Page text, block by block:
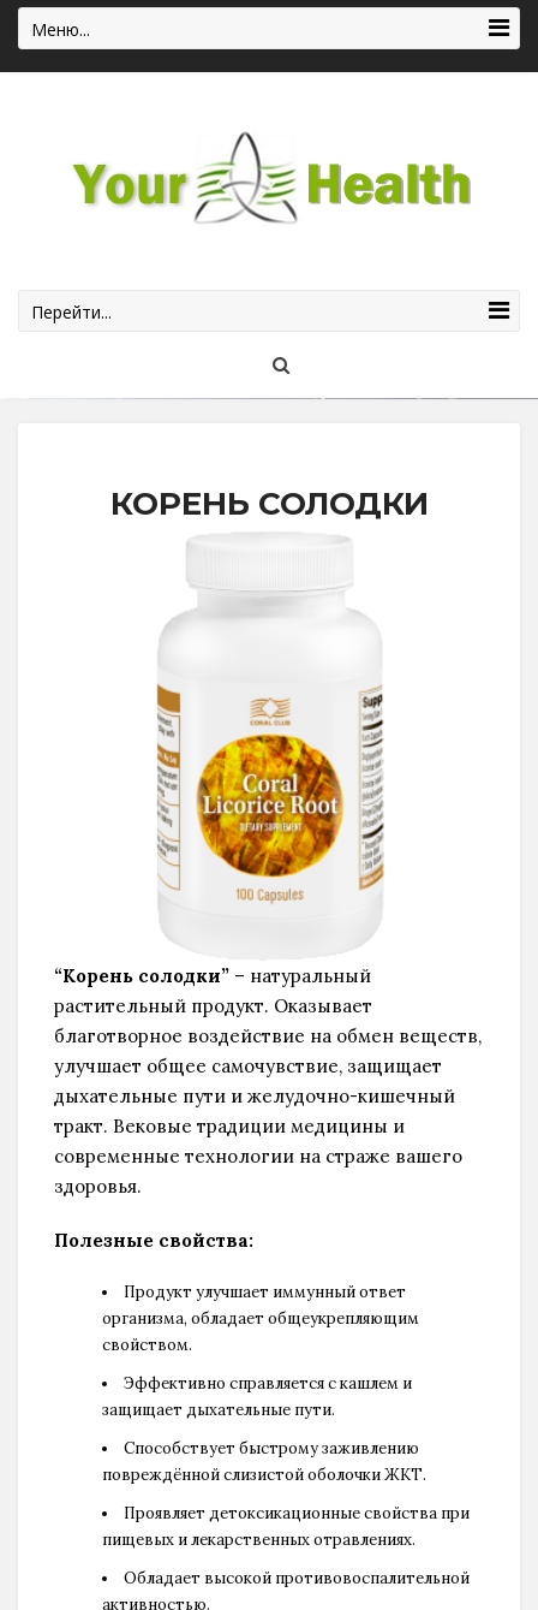
Меню...
Перейти...
КОРЕНЬ СОЛОДКИ
“Корень солодки” – натуральный
растительный продукт. Оказывает
благотворное воздействие на обмен веществ,
улучшает общее самочувствие, защищает
дыхательные пути и желудочно-кишечный
тракт. Вековые традиции медицины и
современные технологии на страже вашего
здоровья.
Полезные свойства:
Продукт улучшает иммунный ответ
организма, обладает общеукрепляющим
свойством.
Эффективно справляется с кашлем и
защищает дыхательные пути.
Способствует быстрому заживлению
повреждённой слизистой оболочки ЖКТ.
Проявляет детоксикационные свойства при
пищевых и лекарственных отравлениях.
Обладает высокой противовоспалительной
активностью.